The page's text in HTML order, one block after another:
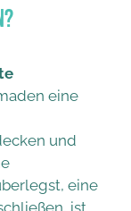
eine
und
eine
ist